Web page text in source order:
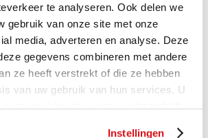
te analyseren. Ook delen we
gebruik van onze site met onze
media, adverteren en analyse. Deze
gegevens combineren met andere
ze heeft verstrekt of die ze hebben
van uw gebruik van hun services. U
cookies als u onze website blijft
Instellingen
SHOWROOM XL